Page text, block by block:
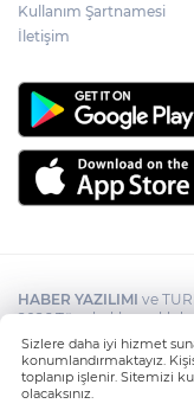
Kullanım Şartnamesi
İletişim
HABER YAZILIMI ve
2026 Tüm hakları
Sizlere daha iyi hizmet
konumlandırmaktayız.
toplanıp işlenir. Sitemizi
olacaksınız.